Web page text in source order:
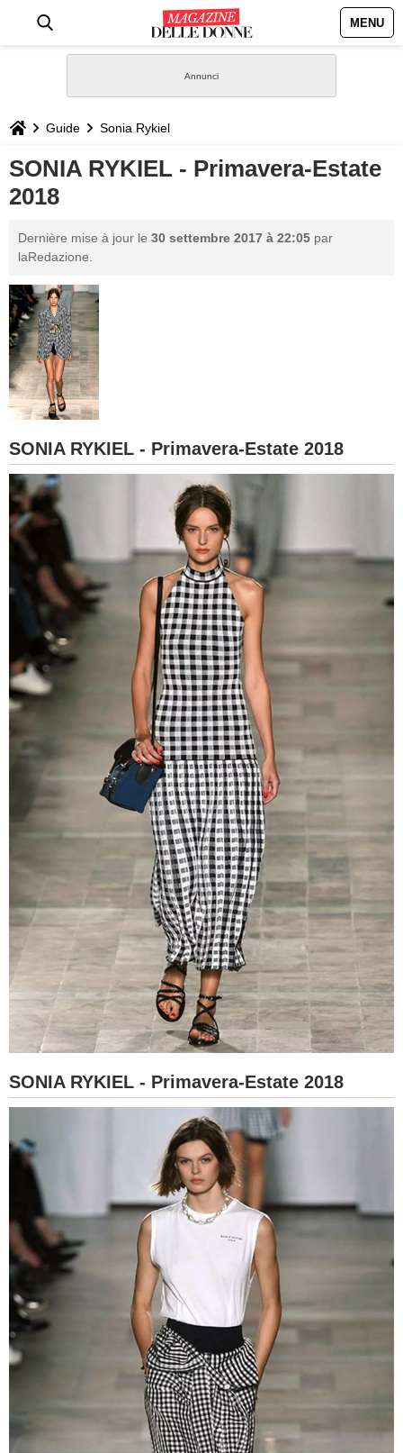
MENU
STILE
BIOGRAFIE
DEFINIZIONI
GASTRONOMIA
CAPELLI
SESSO
DIETA
GUIDE
FORUM
Guide Sonia Rykiel
SONIA RYKIEL - Primavera-Estate
2018
Dernière mise à jour le 30 settembre 2017 à 22:05 par
laRedazione.
SONIA RYKIEL - Primavera-Estate 2018
SONIA RYKIEL - Primavera-Estate 2018